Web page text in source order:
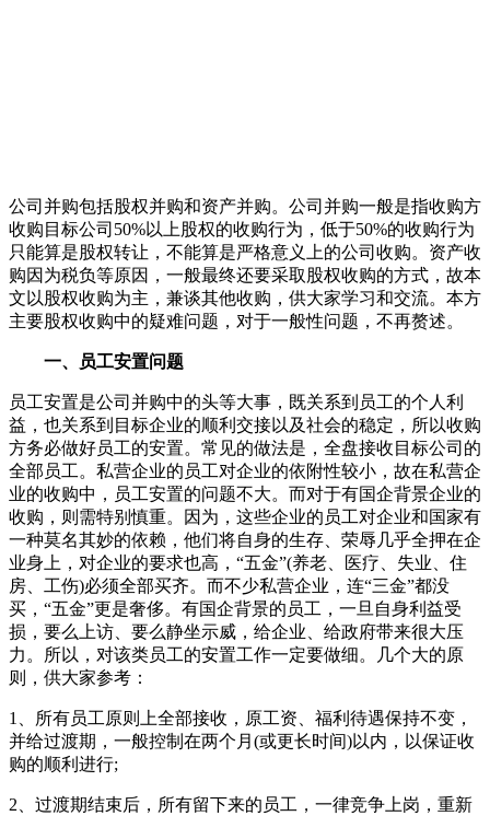
公司并购包括股权并购和资产并购。公司并购一般是指收购方
收购目标公司50%以上股权的收购行为，低于50%的收购行为
只能算是股权转让，不能算是严格意义上的公司收购。资产收
购因为税负等原因，一般最终还要采取股权收购的方式，故本
文以股权收购为主，兼谈其他收购，供大家学习和交流。本方
主要股权收购中的疑难问题，对于一般性问题，不再赘述。
一、员工安置问题
员工安置是公司并购中的头等大事，既关系到员工的个人利
益，也关系到目标企业的顺利交接以及社会的稳定，所以收购
方务必做好员工的安置。常见的做法是，全盘接收目标公司的
全部员工。私营企业的员工对企业的依附性较小，故在私营企
业的收购中，员工安置的问题不大。而对于有国企背景企业的
收购，则需特别慎重。因为，这些企业的员工对企业和国家有
一种莫名其妙的依赖，他们将自身的生存、荣辱几乎全押在企
业身上，对企业的要求也高，“五金”(养老、医疗、失业、住
房、工伤)必须全部买齐。而不少私营企业，连“三金”都没
买，“五金”更是奢侈。有国企背景的员工，一旦自身利益受
损，要么上访、要么静坐示威，给企业、给政府带来很大压
力。所以，对该类员工的安置工作一定要做细。几个大的原
则，供大家参考：
1、所有员工原则上全部接收，原工资、福利待遇保持不变，
并给过渡期，一般控制在两个月(或更长时间)以内，以保证收
购的顺利进行;
2、过渡期结束后，所有留下来的员工，一律竞争上岗，重新